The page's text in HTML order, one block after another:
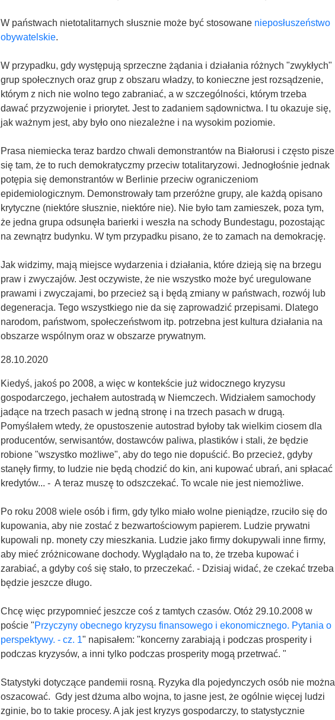
W państwach nietotalitarnych słusznie może być stosowane nieposłuszeństwo
obywatelskie.
W przypadku, gdy występują sprzeczne żądania i działania różnych "zwykłych"
grup społecznych oraz grup z obszaru władzy, to konieczne jest rozsądzenie,
którym z nich nie wolno tego zabraniać, a w szczególności, którym trzeba
dawać przyzwojenie i priorytet. Jest to zadaniem sądownictwa. I tu okazuje się,
jak ważnym jest, aby było ono niezależne i na wysokim poziomie.
Prasa niemiecka teraz bardzo chwali demonstrantów na Białorusi i często pisze
się tam, że to ruch demokratyczmy przeciw totalitaryzowi. Jednogłośnie jednak
potępia się demonstrantów w Berlinie przeciw ograniczeniom
epidemiologicznym. Demonstrowały tam przeróżne grupy, ale każdą opisano
krytyczne (niektóre słusznie, niektóre nie). Nie było tam zamieszek, poza tym,
że jedna grupa odsunęła barierki i weszła na schody Bundestagu, pozostając
na zewnątrz budynku. W tym przypadku pisano, że to zamach na demokrację.
Jak widzimy, mają miejsce wydarzenia i działania, które dzieją się na brzegu
praw i zwyczajów. Jest oczywiste, że nie wszystko może być uregulowane
prawami i zwyczajami, bo przecież są i będą zmiany w państwach, rozwój lub
degeneracja. Tego wszystkiego nie da się zaprowadzić przepisami. Dlatego
narodom, państwom, społeczeństwom itp. potrzebna jest kultura działania na
obszarze wspólnym oraz w obszarze prywatnym.
28.10.2020
Kiedyś, jakoś po 2008, a więc w kontekście już widocznego kryzysu
gospodarczego, jechałem autostradą w Niemczech. Widziałem samochody
jadące na trzech pasach w jedną stronę i na trzech pasach w drugą.
Pomyślałem wtedy, że opustoszenie autostrad byłoby tak wielkim ciosem dla
producentów, serwisantów, dostawców paliwa, plastików i stali, że będzie
robione "wszystko możliwe", aby do tego nie dopuścić. Bo przecież, gdyby
stanęły firmy, to ludzie nie będą chodzić do kin, ani kupować ubrań, ani spłacać
kredytów... - A teraz muszę to odszczekać. To wcale nie jest niemożliwe.
Po roku 2008 wiele osób i firm, gdy tylko miało wolne pieniądze, rzuciło się do
kupowania, aby nie zostać z bezwartościowym papierem. Ludzie prywatni
kupowali np. monety czy mieszkania. Ludzie jako firmy dokupywali inne firmy,
aby mieć zróżnicowane dochody. Wyglądało na to, że trzeba kupować i
zarabiać, a gdyby coś się stało, to przeczekać. - Dzisiaj widać, że czekać trzeba
będzie jeszcze długo.
Chcę więc przypomnieć jeszcze coś z tamtych czasów. Otóż 29.10.2008 w
poście "Przyczyny obecnego kryzysu finansowego i ekonomicznego. Pytania o
perspektywy. - cz. 1" napisałem: "koncerny zarabiają i podczas prosperity i
podczas kryzysów, a inni tylko podczas prosperity mogą przetrwać. "
Statystyki dotyczące pandemii rosną. Ryzyka dla pojedynczych osób nie można
oszacować. Gdy jest dżuma albo wojna, to jasne jest, że ogólnie więcej ludzi
zginie, bo to takie procesy. A jak jest kryzys gospodarczy, to statystycznie